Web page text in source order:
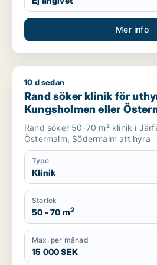
Mer info
Rand söker klinik för uthyrning i
10 d sedan
Rand söker klinik för
Kungsholmen eller
Rand söker 50-70 m² klinik i
Östermalm, Södermalm att hyra
Type
Klinik
Storlek
50 - 70 m2
Max. per månad
15 000 SEK